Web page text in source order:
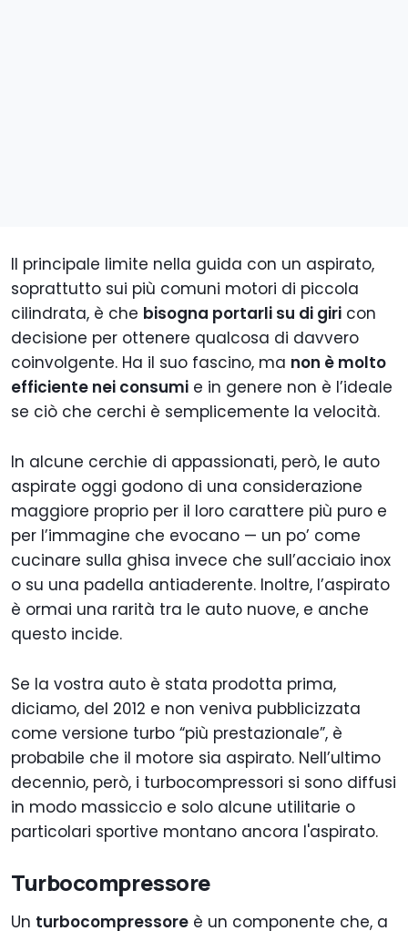
Il principale limite nella guida con un aspirato,
soprattutto sui più comuni motori di piccola
cilindrata, è che bisogna portarli su di giri con
decisione per ottenere qualcosa di davvero
coinvolgente. Ha il suo fascino, ma non è molto
efficiente nei consumi e in genere non è l’ideale
se ciò che cerchi è semplicemente la velocità.
In alcune cerchie di appassionati, però, le auto
aspirate oggi godono di una considerazione
maggiore proprio per il loro carattere più puro e
per l’immagine che evocano — un po’ come
cucinare sulla ghisa invece che sull’acciaio inox
o su una padella antiaderente. Inoltre, l’aspirato
è ormai una rarità tra le auto nuove, e anche
questo incide.
Se la vostra auto è stata prodotta prima,
diciamo, del 2012 e non veniva pubblicizzata
come versione turbo “più prestazionale”, è
probabile che il motore sia aspirato. Nell’ultimo
decennio, però, i turbocompressori si sono diffusi
in modo massiccio e solo alcune utilitarie o
particolari sportive montano ancora l'aspirato.
Turbocompressore
Un turbocompressore è un componente che, a